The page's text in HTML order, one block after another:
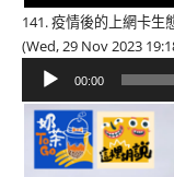
141. 疫情後的上網卡生
(Wed, 29 Nov 2023
播
器
00:00